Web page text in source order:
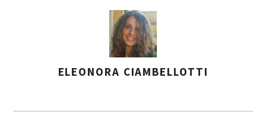
S
ELEONORA CIAMBELLOTTI